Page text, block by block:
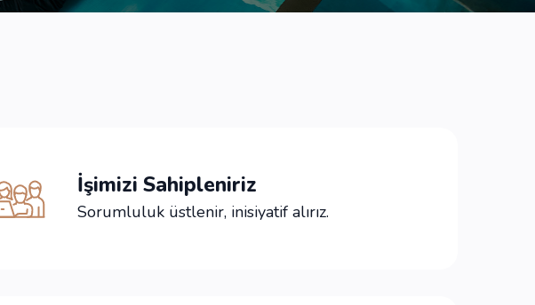
İşimizi Sahipleniriz
Sorumluluk üstlenir, inisiyatif alırız.